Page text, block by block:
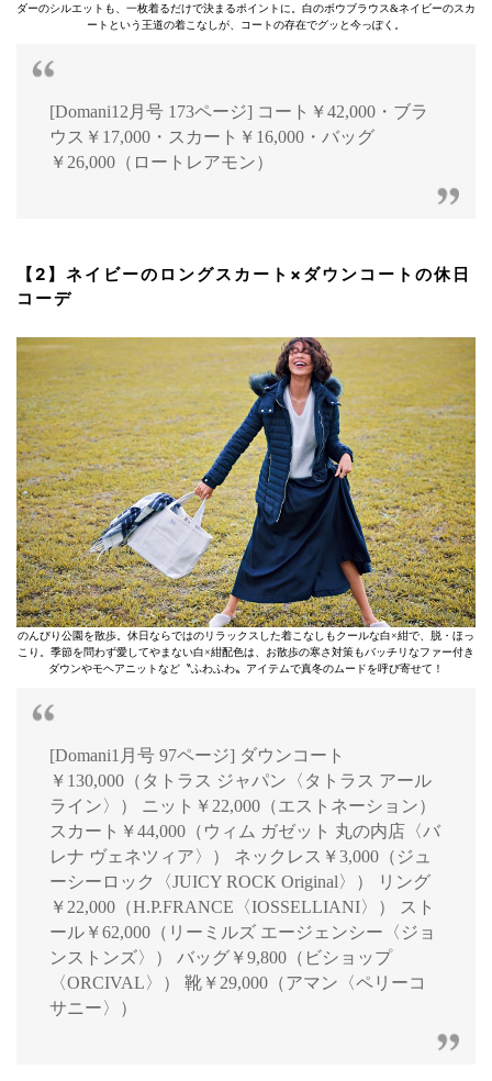
ダーのシルエットも、一枚着るだけで決まるポイントに。白のボウブラウス&ネイビーのスカ
ートという王道の着こなしが、コートの存在でグッと今っぽく。
[Domani12月号 173ページ] コート￥42,000・ブラ
ウス￥17,000・スカート￥16,000・バッグ
￥26,000（ロートレアモン）
【2】ネイビーのロングスカート×ダウンコートの休日
コーデ
のんびり公園を散歩。休日ならではのリラックスした着こなしもクールな白×紺で、脱・ほっ
こり。季節を問わず愛してやまない白×紺配色は、お散歩の寒さ対策もバッチリなファー付き
ダウンやモヘアニットなど〝ふわふわ〟アイテムで真冬のムードを呼び寄せて！
[Domani1月号 97ページ] ダウンコート
￥130,000（タトラス ジャパン〈タトラス アール
ライン〉） ニット￥22,000（エストネーション）
スカート￥44,000（ウィム ガゼット 丸の内店〈バ
レナ ヴェネツィア〉） ネックレス￥3,000（ジュ
ーシーロック〈JUICY ROCK Original〉） リング
￥22,000（H.P.FRANCE〈IOSSELLIANI〉） スト
ール￥62,000（リーミルズ エージェンシー〈ジョ
ンストンズ〉） バッグ￥9,800（ビショップ
〈ORCIVAL〉） 靴￥29,000（アマン〈ペリーコ
サニー〉）